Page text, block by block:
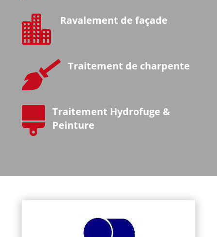
 Ravalement de façade
 Traitement de charpente
 Traitement Hydrofuge &
Peinture